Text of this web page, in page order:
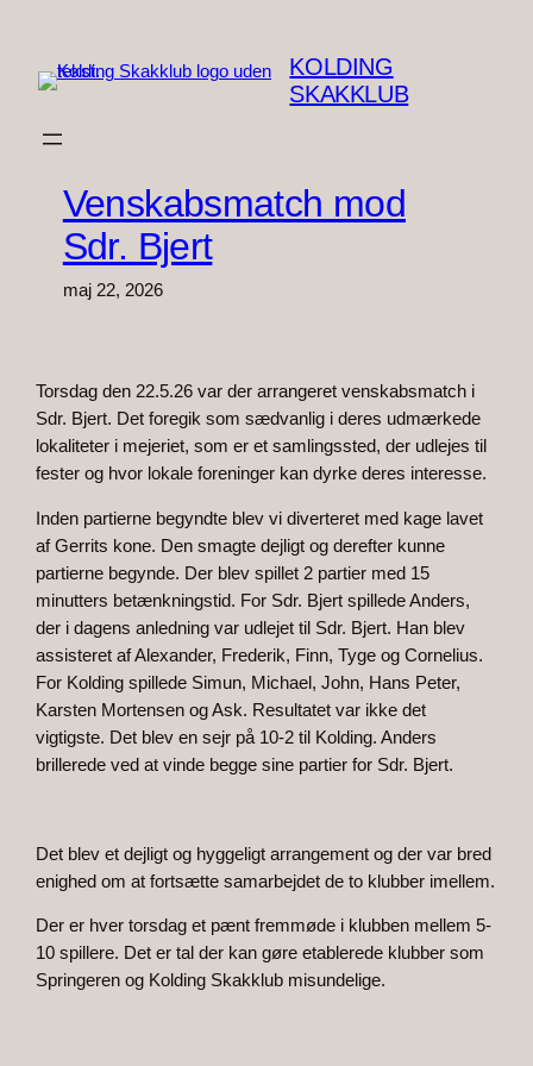
indhold
KOLDING
SKAKKLUB
Venskabsmatch mod
Sdr. Bjert
maj 22, 2026
Torsdag den 22.5.26 var der arrangeret venskabsmatch i
Sdr. Bjert. Det foregik som sædvanlig i deres udmærkede
lokaliteter i mejeriet, som er et samlingssted, der udlejes til
fester og hvor lokale foreninger kan dyrke deres interesse.
Inden partierne begyndte blev vi diverteret med kage lavet
af Gerrits kone. Den smagte dejligt og derefter kunne
partierne begynde. Der blev spillet 2 partier med 15
minutters betænkningstid. For Sdr. Bjert spillede Anders,
der i dagens anledning var udlejet til Sdr. Bjert. Han blev
assisteret af Alexander, Frederik, Finn, Tyge og Cornelius.
For Kolding spillede Simun, Michael, John, Hans Peter,
Karsten Mortensen og Ask. Resultatet var ikke det
vigtigste. Det blev en sejr på 10-2 til Kolding. Anders
brillerede ved at vinde begge sine partier for Sdr. Bjert.
Det blev et dejligt og hyggeligt arrangement og der var bred
enighed om at fortsætte samarbejdet de to klubber imellem.
Der er hver torsdag et pænt fremmøde i klubben mellem 5-
10 spillere. Det er tal der kan gøre etablerede klubber som
Springeren og Kolding Skakklub misundelige.